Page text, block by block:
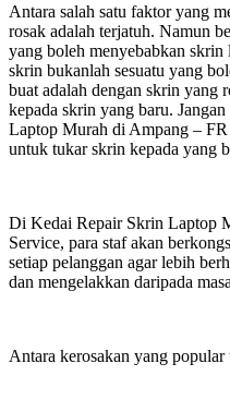
Antara salah satu faktor yang
rosak adalah terjatuh. Namun
yang boleh menyebabkan skrin
skrin bukanlah sesuatu yang
buat adalah dengan skrin yang
kepada skrin yang baru.
Laptop Murah di Ampang –
untuk tukar skrin kepada yang
Di Kedai Repair Skrin Laptop
Service, para staf akan
setiap pelanggan agar lebih
dan mengelakkan daripada
Antara kerosakan yang